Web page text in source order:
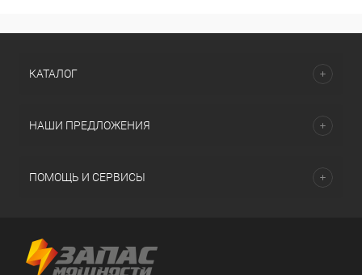
КАТАЛОГ
НАШИ ПРЕДЛОЖЕНИЯ
ПОМОЩЬ И СЕРВИСЫ